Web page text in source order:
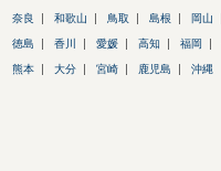
奈良 和歌山 鳥取 島根 岡山
徳島 香川 愛媛 高知 福岡
熊本 大分 宮崎 鹿児島 沖縄